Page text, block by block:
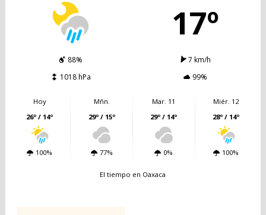
17º
88%
7 km/h
1018 hPa
99%
Hoy
26º / 14º
100%
Mñn.
29º / 15º
77%
Mar. 11
29º / 14º
0%
Miér. 12
28º / 14º
100%
El tiempo en Oaxaca